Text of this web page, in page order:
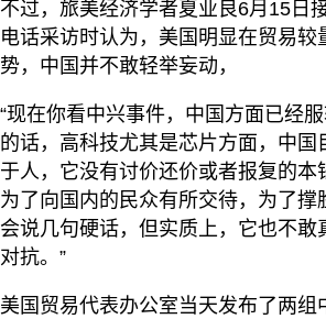
不过，旅美经济学者夏业良6月15日
电话采访时认为，美国明显在贸易较
势，中国并不敢轻举妄动，
“现在你看中兴事件，中国方面已经
的话，高科技尤其是芯片方面，中国
于人，它没有讨价还价或者报复的本
为了向国内的民众有所交待，为了撑
会说几句硬话，但实质上，它也不敢
对抗。”
美国贸易代表办公室当天发布了两组